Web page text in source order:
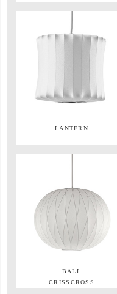
LANTERN
BALL
CRISSCROSS